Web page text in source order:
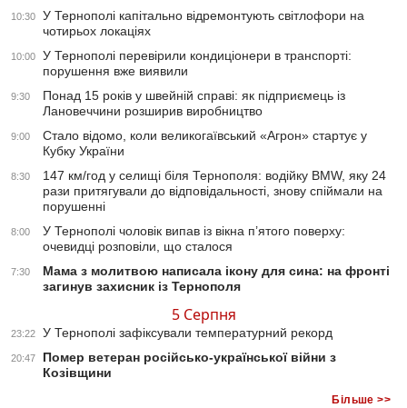
10:30
У Тернополі капітально відремонтують світлофори на
чотирьох локаціях
10:00
У Тернополі перевірили кондиціонери в транспорті:
порушення вже виявили
9:30
Понад 15 років у швейній справі: як підприємець із
Лановеччини розширив виробництво
9:00
Стало відомо, коли великогаївський «Агрон» стартує у
Кубку України
8:30
147 км/год у селищі біля Тернополя: водійку BMW, яку 24
рази притягували до відповідальності, знову спіймали на
порушенні
8:00
У Тернополі чоловік випав із вікна п’ятого поверху:
очевидці розповіли, що сталося
7:30
Мама з молитвою написала ікону для сина: на фронті
загинув захисник із Тернополя
5 Серпня
23:22 У Тернополі зафіксували температурний рекорд
20:47
Помер ветеран російсько-української війни з
Козівщини
Більше >>